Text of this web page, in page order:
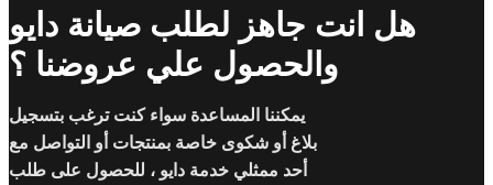
هل انت جاهز لطلب صيانة دايو
والحصول علي عروضنا ؟
يمكننا المساعدة سواء كنت ترغب بتسجيل
بلاغ أو شكوى خاصة بمنتجات أو التواصل مع
أحد ممثلي خدمة دايو ، للحصول على طلب